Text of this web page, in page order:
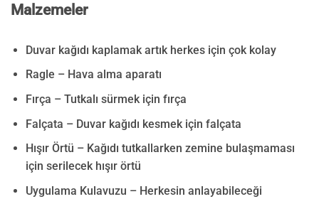
Malzemeler
Duvar kağıdı kaplamak artık herkes için çok kolay
Ragle – Hava alma aparatı
Fırça – Tutkalı sürmek için fırça
Falçata – Duvar kağıdı kesmek için falçata
Hışır Örtü – Kağıdı tutkallarken zemine bulaşmaması
için serilecek hışır örtü
Uygulama Kulavuzu – Herkesin anlayabileceği